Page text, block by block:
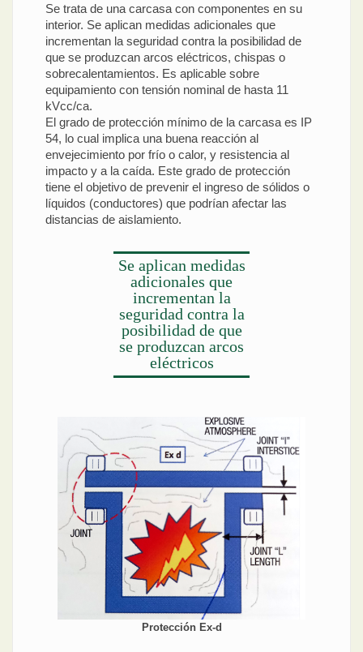
Se trata de una carcasa con componentes en su
interior. Se aplican medidas adicionales que
incrementan la seguridad contra la posibilidad de
que se produzcan arcos eléctricos, chispas o
sobrecalentamientos. Es aplicable sobre
equipamiento con tensión nominal de hasta 11
kVcc/ca.
El grado de protección mínimo de la carcasa es IP
54, lo cual implica una buena reacción al
envejecimiento por frío o calor, y resistencia al
impacto y a la caída. Este grado de protección
tiene el objetivo de prevenir el ingreso de sólidos o
líquidos (conductores) que podrían afectar las
distancias de aislamiento.
Se aplican medidas
adicionales que
incrementan la
seguridad contra la
posibilidad de que
se produzcan arcos
eléctricos
Protección Ex-d